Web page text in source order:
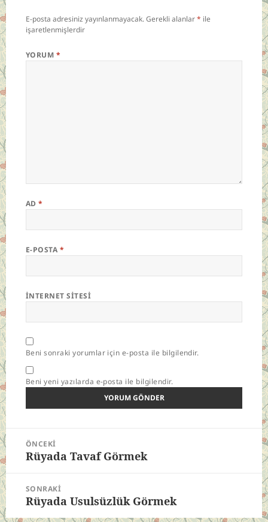
E-posta adresiniz yayınlanmayacak.Gerekli alanlar* ile
işaretlenmişlerdir
YORUM *
AD*
E-POSTA *
İNTERNET SITESI
Beni sonraki yorumlar için e-posta ile bilgilendir.
Beni yeni yazılarda e-posta ile bilgilendir.
Yazı
gezinmesi
ÖNCEKI
Önceki
Rüyada Tavaf Görmek
SONRAKI
Sonraki
yazı:
Rüyada Usulsüzlük Görmek